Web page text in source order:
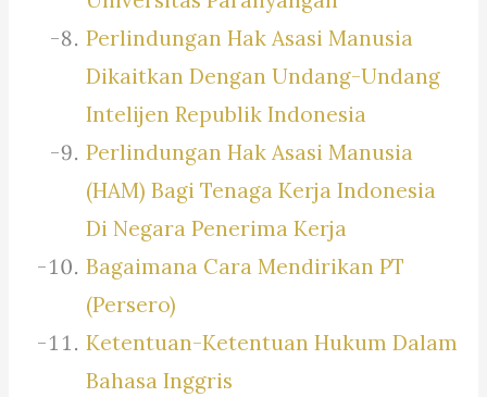
Perlindungan Hak Asasi Manusia
Dikaitkan Dengan Undang-Undang
Intelijen Republik Indonesia
Perlindungan Hak Asasi Manusia
(HAM) Bagi Tenaga Kerja Indonesia
Di Negara Penerima Kerja
Bagaimana Cara Mendirikan PT
(Persero)
Ketentuan-Ketentuan Hukum Dalam
Bahasa Inggris